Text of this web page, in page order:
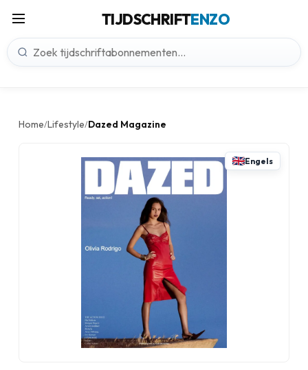
TIJDSCHRIFTENZO
Home/Lifestyle/Dazed Magazine
Engels